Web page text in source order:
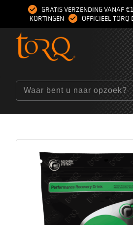
GRATIS VERZENDING VANAF
KORTINGEN
OFFICIEEL TORQ